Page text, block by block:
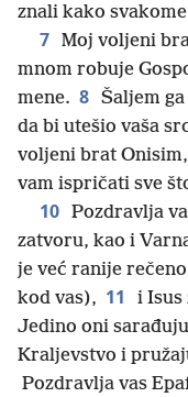
znali kako
7 Moj voljeni
mnom robuje
mene. 8 Šaljem
da bi utešio vaša
voljeni brat Onisim,
vam ispričati sve
10 Pozdravlja
zatvoru, kao i
je već ranije
kod vas), 11
i Isus
Jedino oni
Kraljevstvo i
Pozdravlja vas